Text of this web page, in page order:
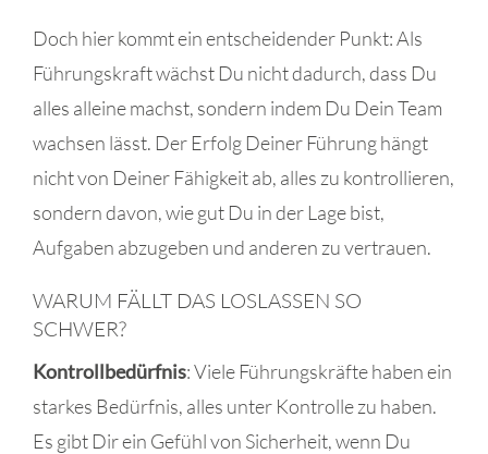
Doch hier kommt ein entscheidender Punkt: Als
Führungskraft wächst Du nicht dadurch, dass Du
alles alleine machst, sondern indem Du Dein Team
wachsen lässt. Der Erfolg Deiner Führung hängt
nicht von Deiner Fähigkeit ab, alles zu kontrollieren,
sondern davon, wie gut Du in der Lage bist,
Aufgaben abzugeben und anderen zu vertrauen.
WARUM FÄLLT DAS LOSLASSEN SO
SCHWER?
Kontrollbedürfnis: Viele Führungskräfte haben ein
starkes Bedürfnis, alles unter Kontrolle zu haben.
Es gibt Dir ein Gefühl von Sicherheit, wenn Du